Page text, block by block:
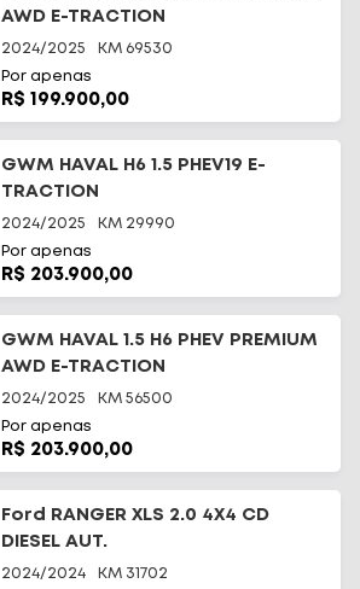
AWD E-TRACTION
2024/2025 KM 69530
Por apenas
R$ 199.900,00
GWM HAVAL H6 1.5 PHEV19 E-
TRACTION
2024/2025 KM 29990
Por apenas
R$ 203.900,00
GWM HAVAL 1.5 H6 PHEV PREMIUM
AWD E-TRACTION
2024/2025 KM 56500
Por apenas
R$ 203.900,00
Ford RANGER XLS 2.0 4X4 CD
DIESEL AUT.
2024/2024 KM 31702